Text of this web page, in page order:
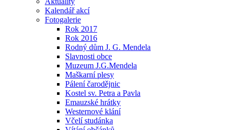
Kalendář akcí
Fotogalerie
Rok 2017
Rok 2016
Rodný dům J. G. Mendela
Slavnosti obce
Muzeum J.G.Mendela
Maškarní plesy
Pálení čarodějnic
Kostel sv. Petra a Pavla
Emauzské hrátky
Westernové klání
Včelí studánka